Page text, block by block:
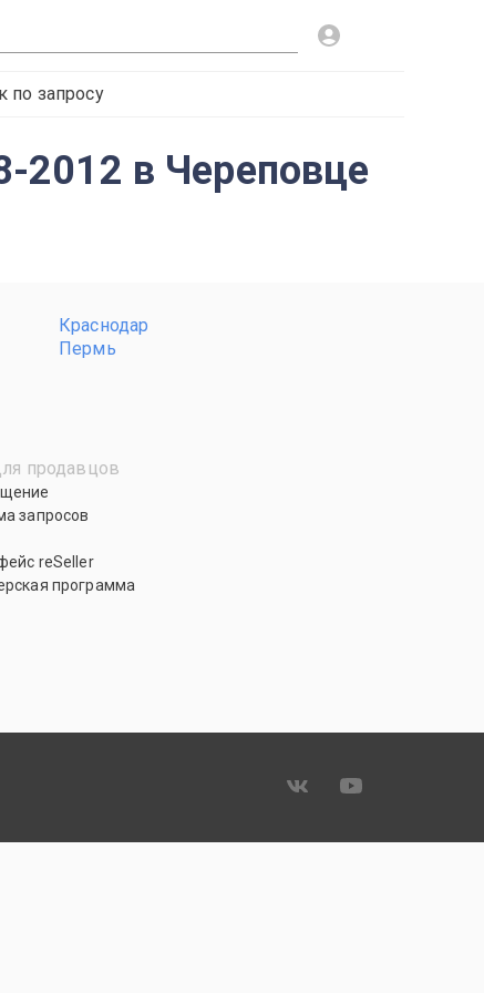
по запросу
2012 в Череповце
Краснодар
Пермь
продавцов
запросов
reSeller
программа